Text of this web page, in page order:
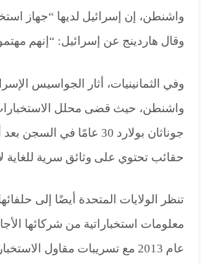
واشنطن، إن إسرائيل لديها “جهاز
وقال هاردينج عن إسرائيل: “إنهم
وفي الثمانينيات، أثار الجواسيس
واشنطن، حيث قضى محلل الاستخبارات
جوناثان بولارد 30 عامًا في
حقائب تحتوي على وثائق سرية للغاية
تنظر الولايات المتحدة أيضًا إلى
معلومات استخباراتية من شركائها
عام 2013 مع تسريبات مقاول الاستخبارات إدوارد سنودن.